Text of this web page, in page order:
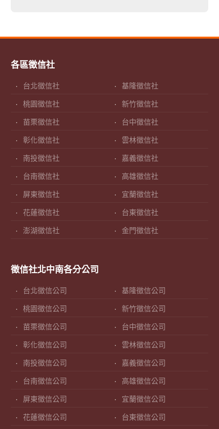
各區徵信社
台北徵信社 基隆徵信社
桃園徵信社 新竹徵信社
苗栗徵信社 台中徵信社
彰化徵信社 雲林徵信社
南投徵信社 嘉義徵信社
台南徵信社 高雄徵信社
屏東徵信社 宜蘭徵信社
花蓮徵信社 台東徵信社
澎湖徵信社 金門徵信社
徵信社北中南各分公司
台北徵信公司 基隆徵信公司
桃園徵信公司 新竹徵信公司
苗栗徵信公司 台中徵信公司
彰化徵信公司 雲林徵信公司
南投徵信公司 嘉義徵信公司
台南徵信公司 高雄徵信公司
屏東徵信公司 宜蘭徵信公司
花蓮徵信公司 台東徵信公司